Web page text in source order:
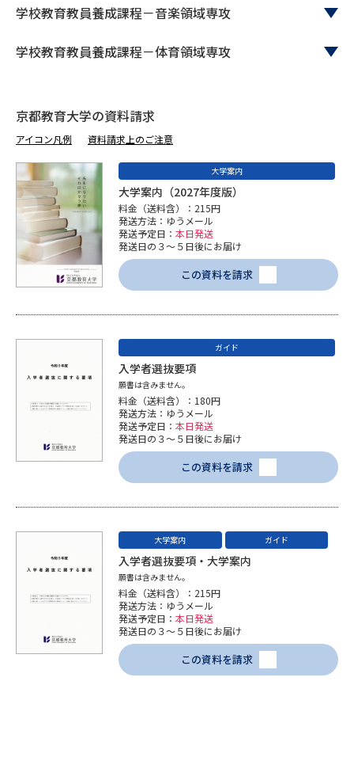
学問発見
学問のミニ講義「夢ナビ講義」
ユーザーサポート
Ｑ＆Ａ よくあるご質問 大学進学IDについて
資料の料金の
受付内容・発送状況の確認
お支払いサイト
特定商取引表記
テレメール進学カタログ
学校教育教員養成課程－音楽領域専攻
学校教育教員養成課程－体育領域専攻
京都教育大学の資料請求
アイコン凡例 資料請求上のご注意
大学案内
大学案内（2027年度版）
料金（送料含）：215円
発送方法：ゆうメール
発送予定日： 本日発送
発送日の３～５日後にお届け
この資料を請求
ガイド
入学者選抜要項
願書は含みません。
料金（送料含）：180円
発送方法：ゆうメール
発送予定日： 本日発送
発送日の３～５日後にお届け
この資料を請求
大学案内 ガイド
入学者選抜要項・大学案内
願書は含みません。
料金（送料含）：215円
発送方法：ゆうメール
発送予定日： 本日発送
発送日の３～５日後にお届け
この資料を請求